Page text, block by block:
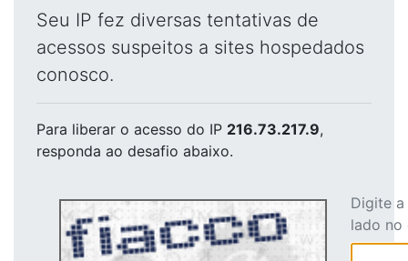
Seu IP fez diversas tentativas de
acessos suspeitos a sites hospedados
conosco.
Para liberar o acesso do IP 216.73.217.9,
responda ao desafio abaixo.
Digite
lado no